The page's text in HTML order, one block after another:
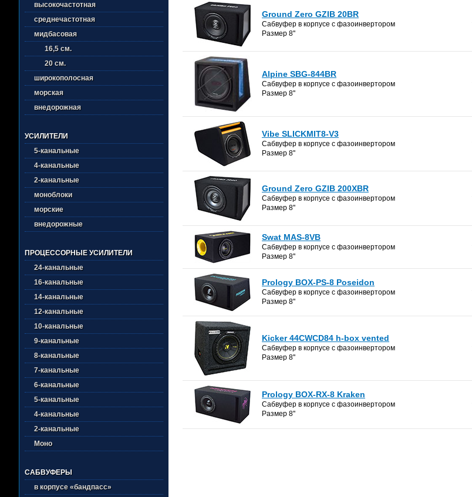
высокочастотная
среднечастотная
мидбасовая
16,5 см.
20 см.
широкополосная
морская
внедорожная
УСИЛИТЕЛИ
5-канальные
4-канальные
2-канальные
моноблоки
морские
внедорожные
ПРОЦЕССОРНЫЕ УСИЛИТЕЛИ
24-канальные
16-канальные
14-канальные
12-канальные
10-канальные
9-канальные
8-канальные
7-канальные
6-канальные
5-канальные
4-канальные
2-канальные
Моно
САБВУФЕРЫ
в корпусе «бандпасс»
Ground Zero GZIB 20BR
Сабвуфер в корпусе с фазоинвертoром
Размер 8''
Alpine SBG-844BR
Сабвуфер в корпусе с фазоинвертoром
Размер 8''
Vibe SLICKMIT8-V3
Сабвуфер в корпусе с фазоинвертoром
Размер 8''
Ground Zero GZIB 200XBR
Сабвуфер в корпусе с фазоинвертoром
Размер 8''
Swat MAS-8VB
Сабвуфер в корпусе с фазоинвертoром
Размер 8''
Prology BOX-PS-8 Poseidon
Сабвуфер в корпусе с фазоинвертoром
Размер 8''
Kicker 44CWCD84 h-box vented
Сабвуфер в корпусе с фазоинвертoром
Размер 8''
Prology BOX-RX-8 Kraken
Сабвуфер в корпусе с фазоинвертoром
Размер 8''